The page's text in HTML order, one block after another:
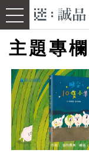
主題專欄